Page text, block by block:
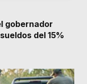
gobernador
del 15%